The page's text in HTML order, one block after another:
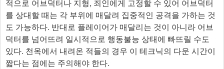
적으로 어브덕터나 지형, 죄인에게 고정할 수 있어 어브덕터
를 상대할 때는 각 부위에 매달려 집중적인 공격을 가하는 것
도 가능하다. 반대로 플레이어가 매달리는 것이 아니라 어브
덕터를 넘어뜨려 일시적으로 행동불능 상태에 빠뜨릴 수도
있다. 천옥에서 내려온 적들의 경우 이 테크닉의 다운 시간이
짧다는 점에는 주의해야 한다.